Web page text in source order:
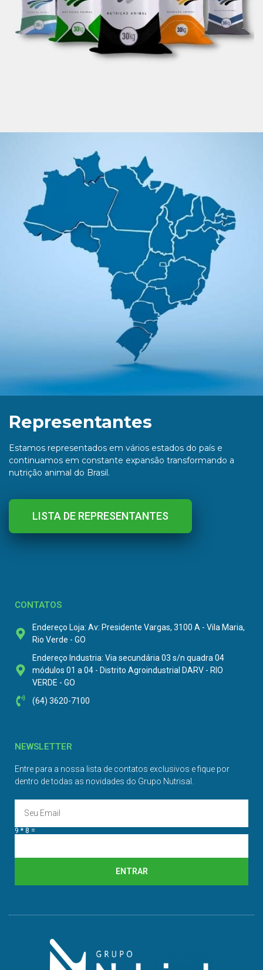
Representantes
Estamos representados em vários estados do país e
continuamos em constante expansão transformando a
nutrição animal do Brasil.
LISTA DE REPRESENTANTES
CONTATOS
Endereço Loja: Av: Presidente Vargas, 3100 A - Vila Maria,
Rio Verde - GO
Endereço Industria: Via secundária 03 s/n quadra 04
módulos 01 a 04 - Distrito Agroindustrial DARV - RIO
VERDE - GO
(64) 3620-7100
NEWSLETTER
Entre para a nossa lista de contatos exclusivos e fique por
dentro de todas as novidades do Grupo Nutrisal.
9 * 8 =
ENTRAR